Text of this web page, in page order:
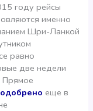
году рейсы
именно
Шри-Ланкой
равно
две недели
Прямое
одобрено еще в